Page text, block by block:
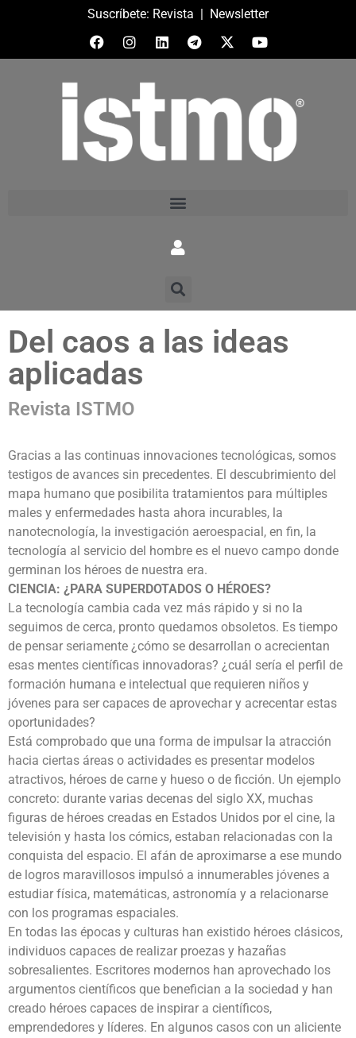
Suscríbete: Revista | Newsletter
Del caos a las ideas
aplicadas
Revista ISTMO
Gracias a las continuas innovaciones tecnológicas, somos
testigos de avances sin precedentes. El descubrimiento del
mapa humano que posibilita tratamientos para múltiples
males y enfermedades hasta ahora incurables, la
nanotecnología, la investigación aeroespacial, en fin, la
tecnología al servicio del hombre es el nuevo campo donde
germinan los héroes de nuestra era.
CIENCIA: ¿PARA SUPERDOTADOS O HÉROES?
La tecnología cambia cada vez más rápido y si no la
seguimos de cerca, pronto quedamos obsoletos. Es tiempo
de pensar seriamente ¿cómo se desarrollan o acrecientan
esas mentes científicas innovadoras? ¿cuál sería el perfil de
formación humana e intelectual que requieren niños y
jóvenes para ser capaces de aprovechar y acrecentar estas
oportunidades?
Está comprobado que una forma de impulsar la atracción
hacia ciertas áreas o actividades es presentar modelos
atractivos, héroes de carne y hueso o de ficción. Un ejemplo
concreto: durante varias decenas del siglo XX, muchas
figuras de héroes creadas en Estados Unidos por el cine, la
televisión y hasta los cómics, estaban relacionadas con la
conquista del espacio. El afán de aproximarse a ese mundo
de logros maravillosos impulsó a innumerables jóvenes a
estudiar física, matemáticas, astronomía y a relacionarse
con los programas espaciales.
En todas las épocas y culturas han existido héroes clásicos,
individuos capaces de realizar proezas y hazañas
sobresalientes. Escritores modernos han aprovechado los
argumentos científicos que benefician a la sociedad y han
creado héroes capaces de inspirar a científicos,
emprendedores y líderes. En algunos casos con un aliciente